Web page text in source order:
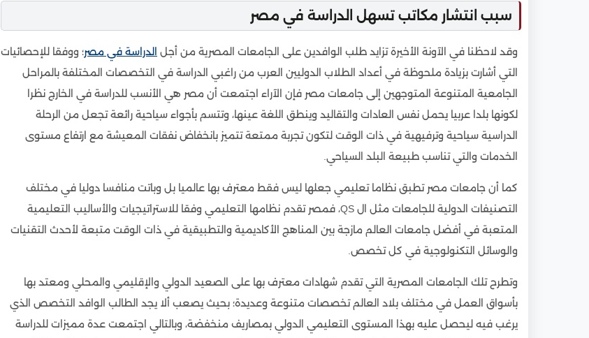
سبب انتشار مكاتب تسهل الدراسة في مصر
وقد لاحظنا في الآونة الأخيرة تزايد طلب الوافدين على الجامعات المصرية من أجل الدراسة في مصر؛ ووفقا للإحصائيات
التي أشارت بزيادة ملحوظة في أعداد الطلاب الدوليين العرب من راغبي الدراسة في التخصصات المختلفة بالمراحل
الجامعية المتنوعة المتوجهين إلى جامعات مصر فإن الآراء اجتمعت أن مصر هي الأنسب للدراسة في الخارج نظرا
لكونها بلدا عربيا يحمل نفس العادات والتقاليد وينطق اللغة عينها، وتتسم بأجواء سياحية رائعة تجعل من الرحلة
الدراسية سياحية وترفيهية في ذات الوقت لتكون تجربة ممتعة تتميز بانخفاض نفقات المعيشة مع ارتفاع مستوى
الخدمات والتي تناسب طبيعة البلد السياحي.
كما أن جامعات مصر تطبق نظاما تعليمي جعلها ليس فقط معترف بها عالميا بل وباتت منافسا دوليا في مختلف
التصنيفات الدولية للجامعات مثل ال QS، فمصر تقدم نظامها التعليمي وفقا للاستراتيجيات والأساليب التعليمية
المتعبة في أفضل جامعات العالم مازجة بين المناهج الأكاديمية والتطبيقية في ذات الوقت متبعة لأحدث التقنيات
والوسائل التكنولوجية في كل تخصص.
وتطرح تلك الجامعات المصرية التي تقدم شهادات معترف بها على الصعيد الدولي والإقليمي والمحلي ومعتد بها
بأسواق العمل في مختلف بلاد العالم تخصصات متنوعة وعديدة؛ بحيث يصعب ألا يجد الطالب الوافد التخصص الذي
يرغب فيه ليحصل عليه بهذا المستوى التعليمي الدولي بمصاريف منخفضة، وبالتالي اجتمعت عدة مميزات للدراسة